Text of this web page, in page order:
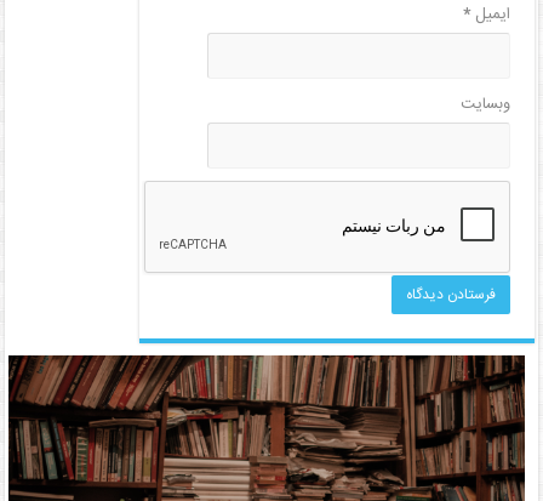
ایمیل*
وبسایت